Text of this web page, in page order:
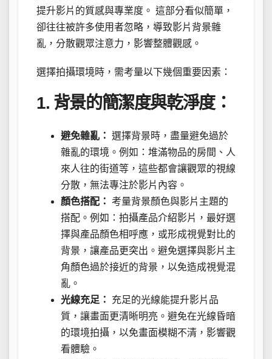
提升影片的質感與專業度。 這部分看似簡單，
卻往往被許多使用者忽略，導致影片背景雜
亂，分散觀眾注意力，影響整體觀感。
選擇拍攝環境時，需考量以下幾個重要因素：
1. 背景的簡潔度與乾淨度：
避免雜亂： 選擇背景時，盡量避免過於
雜亂的環境。例如：堆滿物品的房間、人
來人往的街道等，這些都會讓觀眾的視線
分散，無法專注於影片內容。
顏色搭配： 考量背景顏色與影片主題的
搭配。例如：拍攝產品介紹影片，最好選
擇與產品顏色相呼應，或形成視覺對比的
背景，讓產品更突出。避免選擇與影片主
角顏色過於接近的背景，以免造成視覺混
亂。
光線充足：
充足的光線能提升影片品
質，讓畫面更清晰明亮。避免在光線昏暗
的環境拍攝，以免畫面模糊不清，影響觀
看體驗。